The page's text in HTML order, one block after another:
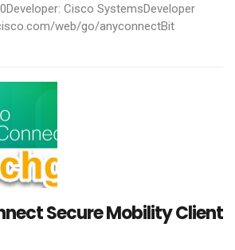
Cisco SystemsDeveloper
web/go/anyconnectBit
Secure Mobility Client